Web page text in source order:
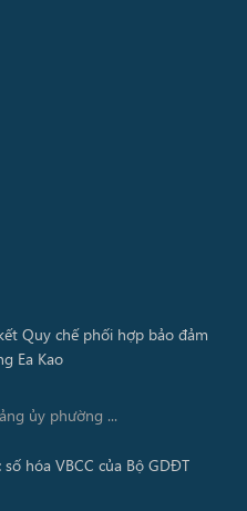
ủy phường ...